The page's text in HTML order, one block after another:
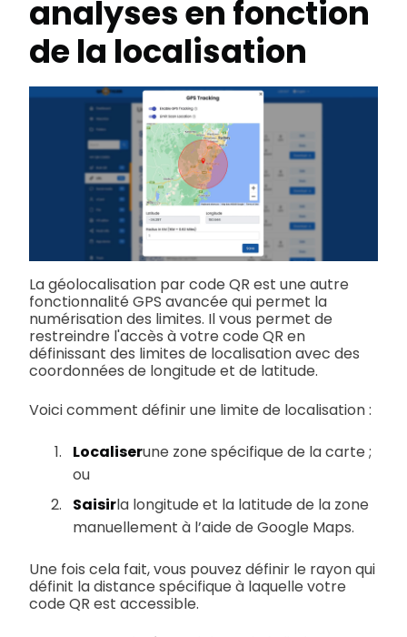
analyses en fonction
de la localisation
La géolocalisation par code QR est une autre
fonctionnalité GPS avancée qui permet la
numérisation des limites. Il vous permet de
restreindre l'accès à votre code QR en
définissant des limites de localisation avec des
coordonnées de longitude et de latitude.
Voici comment définir une limite de localisation :
Localiserune zone spécifique de la carte ;
ou
Saisirla longitude et la latitude de la zone
manuellement à l’aide de Google Maps.
Une fois cela fait, vous pouvez définir le rayon qui
définit la distance spécifique à laquelle votre
code QR est accessible.